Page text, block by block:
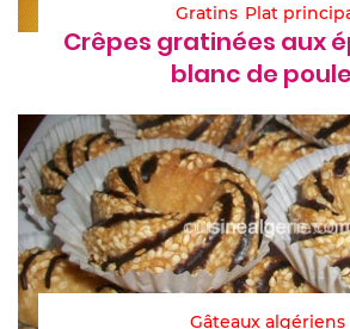
Gratins Plat
Crêpes gratinées aux
blanc de
Gâteaux algériens